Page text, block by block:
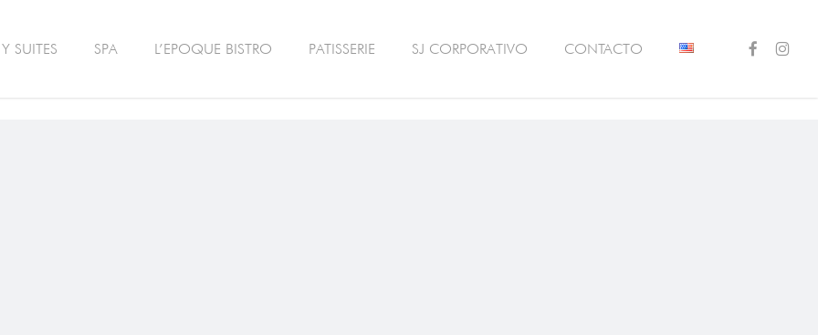
SUITES SPA L’EPOQUE BISTRO PATISSERIE SJ CORPORATIVO CONTACTO FACEBOOK